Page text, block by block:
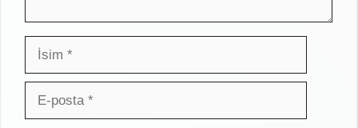
İsim
posta